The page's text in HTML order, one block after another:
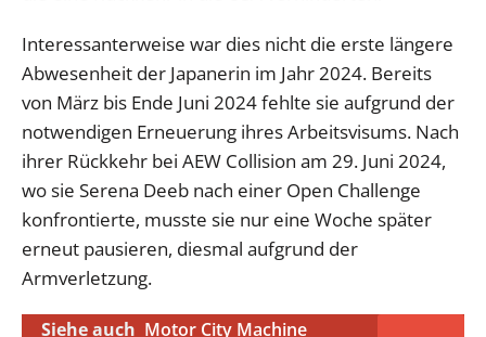
Interessanterweise war dies nicht die erste längere
Abwesenheit der Japanerin im Jahr 2024. Bereits
von März bis Ende Juni 2024 fehlte sie aufgrund der
notwendigen Erneuerung ihres Arbeitsvisums. Nach
ihrer Rückkehr bei AEW Collision am 29. Juni 2024,
wo sie Serena Deeb nach einer Open Challenge
konfrontierte, musste sie nur eine Woche später
erneut pausieren, diesmal aufgrund der
Armverletzung.
Siehe auch Motor City Machine